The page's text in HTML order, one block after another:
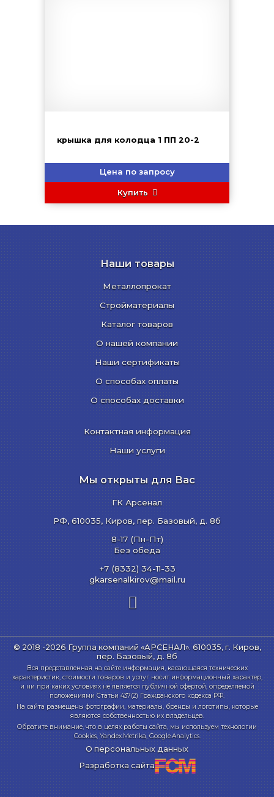
крышка для колодца 1 ПП 20-2
Цена по запросу
Купить
Наши товары
Металлопрокат
Стройматериалы
Каталог товаров
О нашей компании
Наши сертификаты
О способах оплаты
О способах доставки
Контактная информация
Наши услуги
Мы открыты для Вас
ГК Арсенал
РФ, 610035, Киров, пер. Базовый, д. 8б
8-17 (Пн-Пт)
Без обеда
+7 (8332) 34-11-33
gkarsenalkirov@mail.ru
© 2018 -2026 Группа компаний «АРСЕНАЛ». 610035, г. Киров,
пер. Базовый, д. 8б
Вся представленная на сайте информация, касающаяся технических
характеристик, стоимости товаров и услуг носит информационный характер,
и ни при каких условиях не является публичной офертой, определяемой
положениями Статьи 437(2) Гражданского кодекса РФ.
На сайта размещены фотографии, материалы, бренды и логотипы, которые
являются собственностью их владельцев.
Обратите внимание, что в целях работы сайта, мы используем технологии
Cookies, Yandex.Metrika, Google.Analytics.
О персональных данных
Разработка сайта